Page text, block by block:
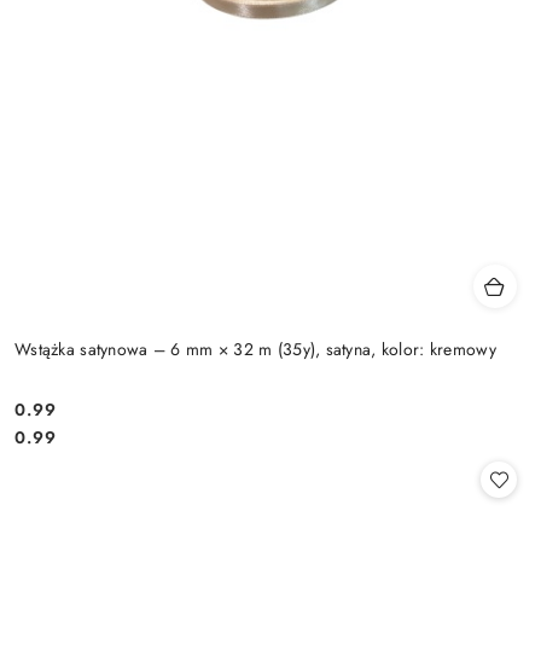
Wstążka satynowa – 6 mm × 32 m (35y), satyna, kolor: kremowy
Cena:
0.99
Cena:
0.99